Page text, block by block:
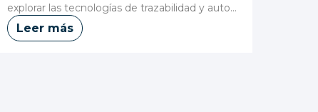
explorar las tecnologías de trazabilidad y auto...
Leer más